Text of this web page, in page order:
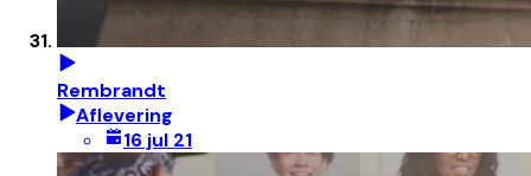
Rembrandt
Aflevering
16 jul 21